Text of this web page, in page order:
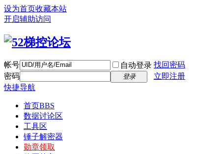
设为首页收藏本站
开启辅助访问
帐号 自动登录 找回密码
密码
登录
立即注册
快捷导航
首页BBS
数据讨论区
工具区
锤子解密器
勋章领取